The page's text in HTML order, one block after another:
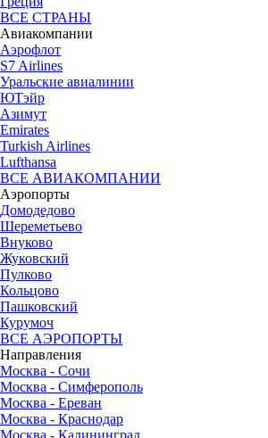
ВСЕ СТРАНЫ
Авиакомпании
Аэрофлот
S7 Airlines
Уральские авиалинии
ЮТэйр
Азимут
Emirates
Turkish Airlines
Lufthansa
ВСЕ АВИАКОМПАНИИ
Аэропорты
Домодедово
Шереметьево
Внуково
Жуковский
Пулково
Кольцово
Пашковский
Курумоч
ВСЕ АЭРОПОРТЫ
Направления
Москва - Сочи
Москва - Симферополь
Москва - Ереван
Москва - Краснодар
Москва - Калининград